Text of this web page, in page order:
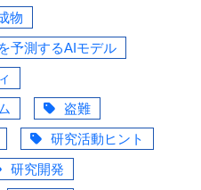
物
予測するAIモデル
盗難
研究活動ヒント
研究開発